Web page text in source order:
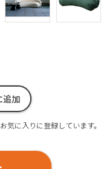
追加
気に入りに登録しています。